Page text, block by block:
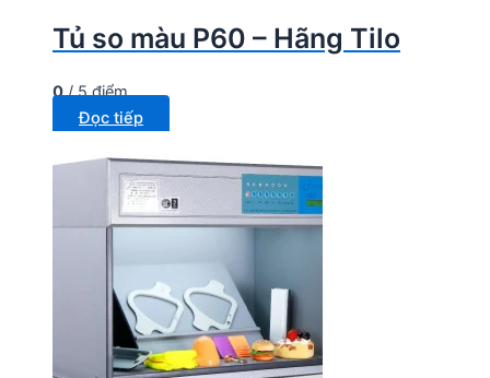
Tủ so màu P60 – Hãng Tilo
0/ 5 điểm
Đọc tiếp